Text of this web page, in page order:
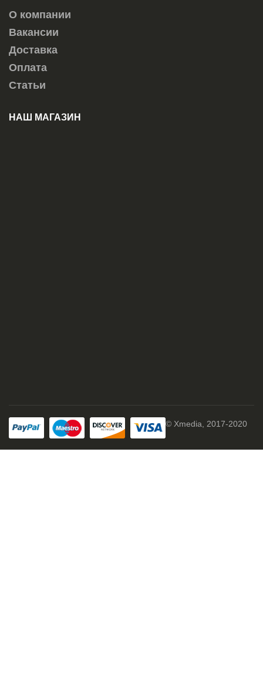
О компании
Вакансии
Доставка
Оплата
Статьи
НАШ МАГАЗИН
© Xmedia, 2017-2020